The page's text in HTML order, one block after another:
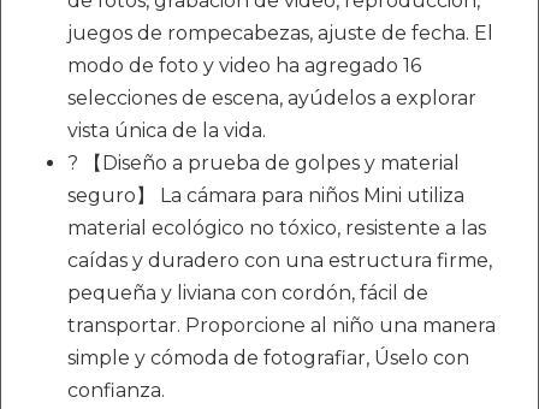
juegos de rompecabezas, ajuste de fecha. El
modo de foto y video ha agregado 16
selecciones de escena, ayúdelos a explorar
vista única de la vida.
? 【Diseño a prueba de golpes y material
seguro】 La cámara para niños Mini utiliza
material ecológico no tóxico, resistente a las
caídas y duradero con una estructura firme,
pequeña y liviana con cordón, fácil de
transportar. Proporcione al niño una manera
simple y cómoda de fotografiar, Úselo con
confianza.